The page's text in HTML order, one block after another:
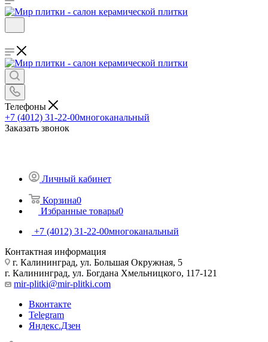
Телефоны
+7 (4012) 31-22-00многоканальный
Заказать звонок
Личный кабинет
Корзина0
Избранные товары0
+7 (4012) 31-22-00многоканальный
Контактная информация
г. Калининград, ул. Большая Окружная, 5
г. Калининград, ул. Богдана Хмельницкого, 117-121
mir-plitki@mir-plitki.com
Вконтакте
Telegram
Яндекс.Дзен